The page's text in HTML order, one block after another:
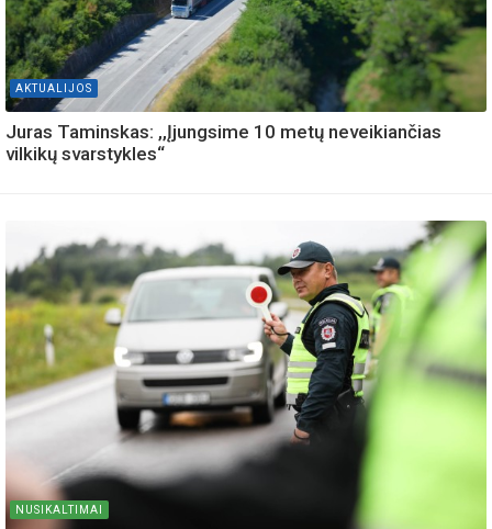
AKTUALIJOS
Juras Taminskas: ,,Įjungsime 10 metų neveikiančias
vilkikų svarstykles“
NUSIKALTIMAI